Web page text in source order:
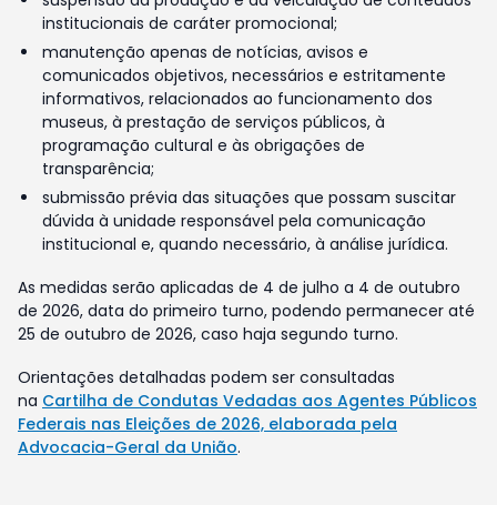
institucionais de caráter promocional;
manutenção apenas de notícias, avisos e
comunicados objetivos, necessários e estritamente
informativos, relacionados ao funcionamento dos
museus, à prestação de serviços públicos, à
programação cultural e às obrigações de
transparência;
submissão prévia das situações que possam suscitar
dúvida à unidade responsável pela comunicação
institucional e, quando necessário, à análise jurídica.
As medidas serão aplicadas de 4 de julho a 4 de outubro
de 2026, data do primeiro turno, podendo permanecer até
25 de outubro de 2026, caso haja segundo turno.
Orientações detalhadas podem ser consultadas
na Cartilha de Condutas Vedadas aos Agentes Públicos
Federais nas Eleições de 2026, elaborada pela
Advocacia-Geral da União.